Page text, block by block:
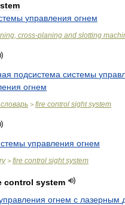
управления огнем
, cross-planing and slotting
подсистема системы
огнем
словарь > fire control sight system
управления огнем
> fire control sight system
control system
огнем с лазерным